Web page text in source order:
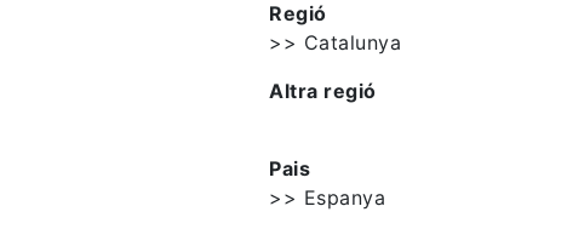
Regió
>> Catalunya
Altra regió
Pais
>> Espanya